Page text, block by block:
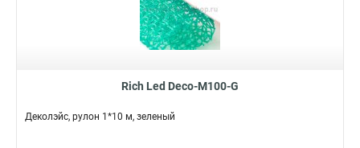
Rich Led Deco-M100-G
Деколэйс, рулон 1*10 м, зеленый